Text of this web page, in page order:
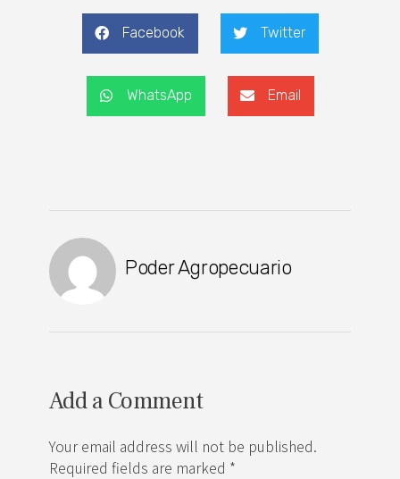
Facebook Twitter
WhatsApp Email
Poder Agropecuario
Add a Comment
Your email address will not be published.
Required fields are marked *